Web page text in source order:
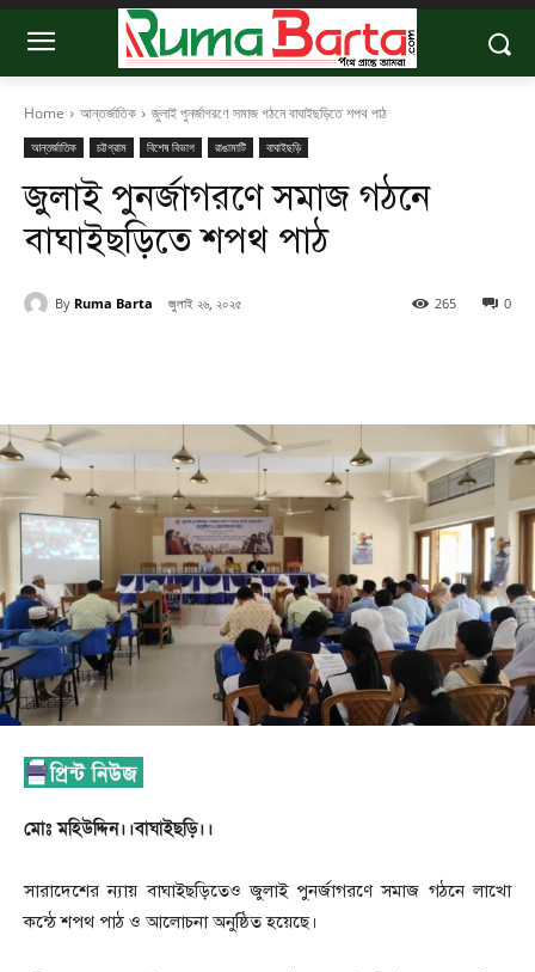
Home আন্তর্জাতিক জুলাই পুনর্জাগরণে সমাজ গঠনে বাঘাইছড়িতে শপথ পাঠ
আন্তর্জাতিক চট্টগ্রাম বিশেষ বিভাগ রাঙামাটি বাঘাইছড়ি
জুলাই পুনর্জাগরণে সমাজ গঠনে
বাঘাইছড়িতে শপথ পাঠ
By Ruma Barta জুলাই ২৬, ২০২৫ 0
265
মোঃ মহিউদ্দিন।।বাঘাইছড়ি।।
সারাদেশের ন্যায় বাঘাইছড়িতেও জুলাই পুনর্জাগরণে সমাজ গঠনে লাখো
কন্ঠে শপথ পাঠ ও আলোচনা অনুষ্ঠিত হয়েছে।